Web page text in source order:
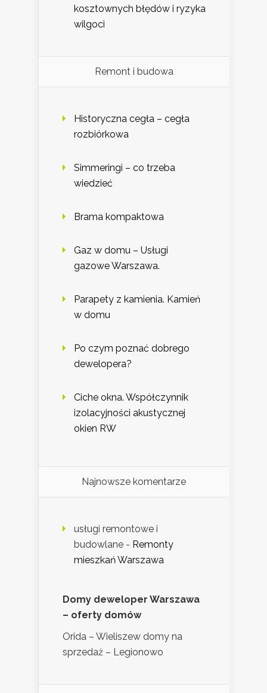
kosztownych błędów i ryzyka
wilgoci
Remont i budowa
Historyczna cegła – cegła
rozbiórkowa
Simmeringi – co trzeba
wiedzieć
Brama kompaktowa
Gaz w domu – Usługi
gazowe Warszawa.
Parapety z kamienia. Kamień
w domu
Po czym poznać dobrego
dewelopera?
Ciche okna. Współczynnik
izolacyjności akustycznej
okien RW
Najnowsze komentarze
usługi remontowe i
budowlane - Remonty
mieszkań Warszawa
Domy deweloper Warszawa
– oferty domów
Orida – Wieliszew domy na
sprzedaż – Legionowo